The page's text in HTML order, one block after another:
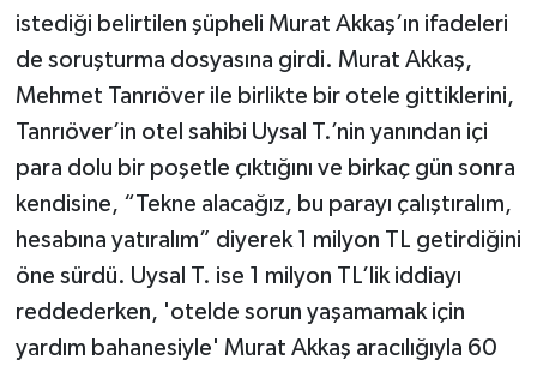
istediği belirtilen şüpheli Murat Akkaş’ın ifadeleri
de soruşturma dosyasına girdi. Murat Akkaş,
Mehmet Tanrıöver ile birlikte bir otele gittiklerini,
Tanrıöver’in otel sahibi Uysal T.’nin yanından içi
para dolu bir poşetle çıktığını ve birkaç gün sonra
kendisine, “Tekne alacağız, bu parayı çalıştıralım,
hesabına yatıralım” diyerek 1 milyon TL getirdiğini
öne sürdü. Uysal T. ise 1 milyon TL’lik iddiayı
reddederken, 'otelde sorun yaşamamak için
yardım bahanesiyle' Murat Akkaş aracılığıyla 60